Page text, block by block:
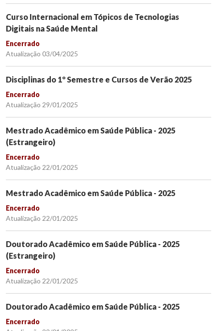
Curso Internacional em Tópicos de Tecnologias
Digitais na Saúde Mental
Encerrado
Atualização 03/04/2025
Disciplinas do 1º Semestre e Cursos de Verão 2025
Encerrado
Atualização 29/01/2025
Mestrado Acadêmico em Saúde Pública - 2025
(Estrangeiro)
Encerrado
Atualização 22/01/2025
Mestrado Acadêmico em Saúde Pública - 2025
Encerrado
Atualização 22/01/2025
Doutorado Acadêmico em Saúde Pública - 2025
(Estrangeiro)
Encerrado
Atualização 22/01/2025
Doutorado Acadêmico em Saúde Pública - 2025
Encerrado